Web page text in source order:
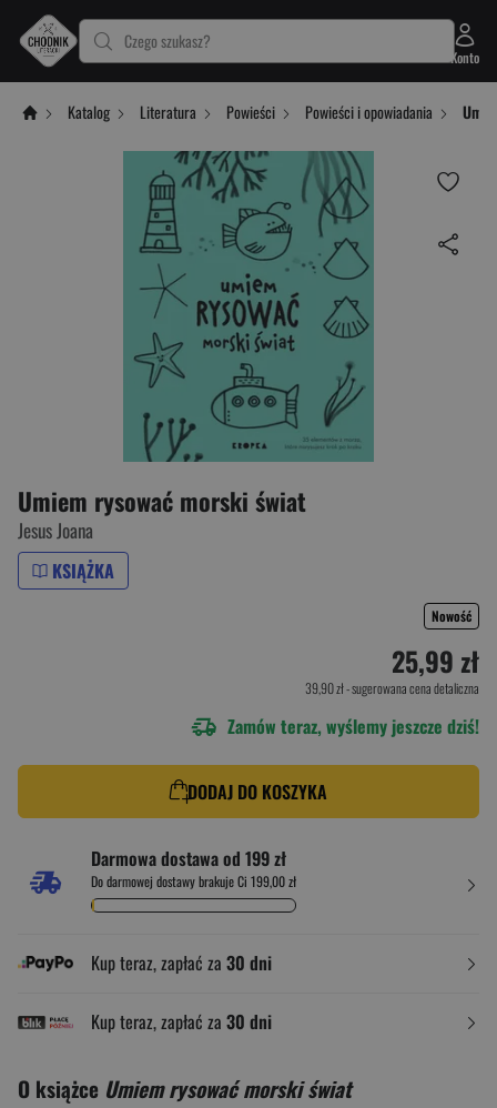
Czego szukasz?
Konto
Katalog Literatura Powieści Powieści i opowiadania
Umiem rysować morski świat
Jesus Joana
KSIĄŻKA
Nowość
25,99 zł
39,90 zł- sugerowana cena detaliczna
Zamów teraz, wyślemy jeszcze dziś!
DODAJ DO KOSZYKA
Darmowa dostawa od 199 zł
Do darmowej dostawy brakuje Ci 199,00 zł
Kup teraz, zapłać za 30 dni
Kup teraz, zapłać za 30 dni
O książce Umiem rysować morski świat